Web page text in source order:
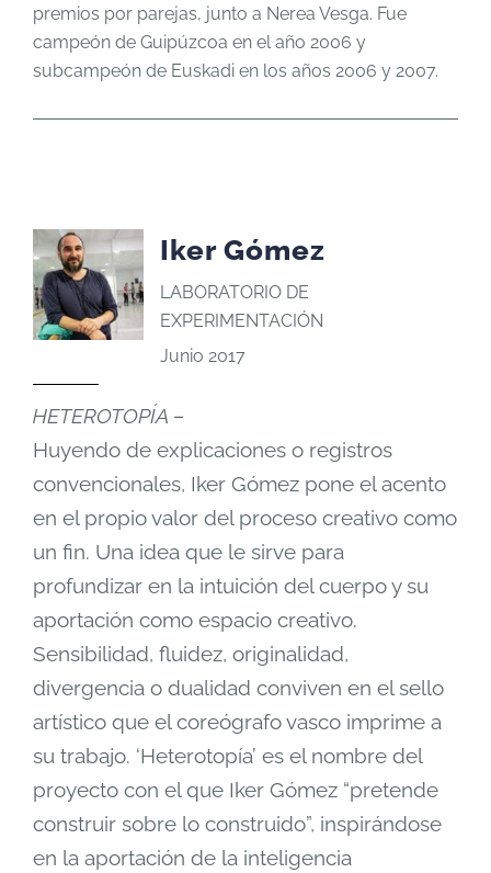
premios por parejas, junto a Nerea Vesga. Fue
campeón de Guipúzcoa en el año 2006 y
subcampeón de Euskadi en los años 2006 y 2007.
Iker Gómez
LABORATORIO DE
EXPERIMENTACIÓN
Junio 2017
HETEROTOPÍA –
Huyendo de explicaciones o registros
convencionales, Iker Gómez pone el acento
en el propio valor del proceso creativo como
un fin. Una idea que le sirve para
profundizar en la intuición del cuerpo y su
aportación como espacio creativo.
Sensibilidad, fluidez, originalidad,
divergencia o dualidad conviven en el sello
artístico que el coreógrafo vasco imprime a
su trabajo. ‘Heterotopía’ es el nombre del
proyecto con el que Iker Gómez “pretende
construir sobre lo construido”, inspirándose
en la aportación de la inteligencia